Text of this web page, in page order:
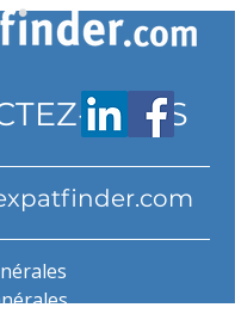
NOUS